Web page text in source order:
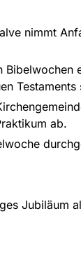
nimmt
Bibelwochen
Testaments
ab.
Jubiläum